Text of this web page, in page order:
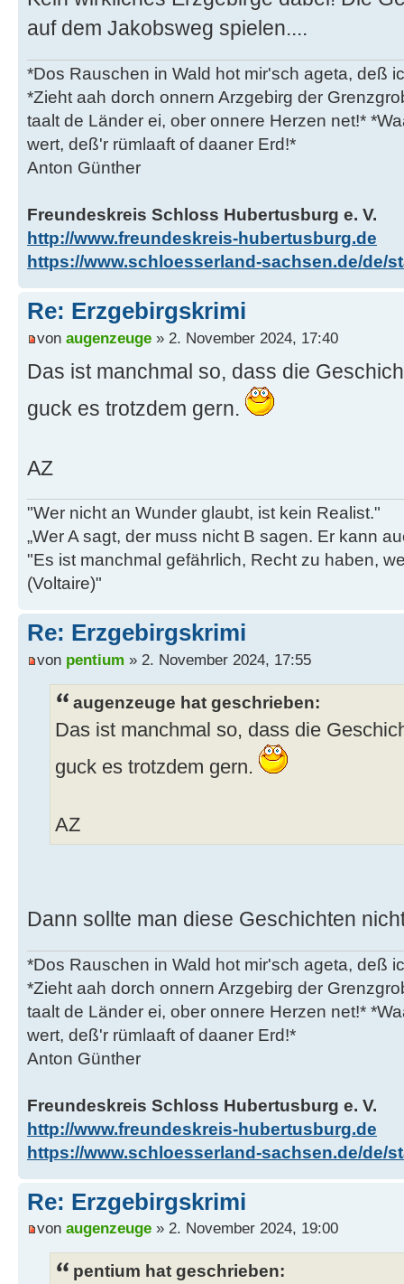
auf dem Jakobsweg spielen....
*Dos Rauschen in Wald hot mir'sch ageta, deß
*Zieht aah dorch onnern Arzgebirg der
taalt de Länder ei, ober onnere Herzen net!*
wert, deß'r rümlaaft of daaner Erd!*
Anton Günther
Freundeskreis Schloss Hubertusburg e. V.
http://www.freundeskreis-hubertusburg.de
https://www.schloesserland-sachsen.de/de/
Re: Erzgebirgskrimi
von augenzeuge » 2. November 2024, 17:40
Das ist manchmal so, dass die
guck es trotzdem gern.
AZ
"Wer nicht an Wunder glaubt, ist kein Realist."
„Wer A sagt, der muss nicht B sagen. Er kann
"Es ist manchmal gefährlich, Recht zu haben,
(Voltaire)"
Re: Erzgebirgskrimi
von pentium » 2. November 2024, 17:55
augenzeuge hat geschrieben:
Das ist manchmal so, dass die
guck es trotzdem gern.
AZ
Dann sollte man diese Geschichten
*Dos Rauschen in Wald hot mir'sch ageta, deß
*Zieht aah dorch onnern Arzgebirg der
taalt de Länder ei, ober onnere Herzen net!*
wert, deß'r rümlaaft of daaner Erd!*
Anton Günther
Freundeskreis Schloss Hubertusburg e. V.
http://www.freundeskreis-hubertusburg.de
https://www.schloesserland-sachsen.de/de/
Re: Erzgebirgskrimi
von augenzeuge » 2. November 2024, 19:00
pentium hat geschrieben: